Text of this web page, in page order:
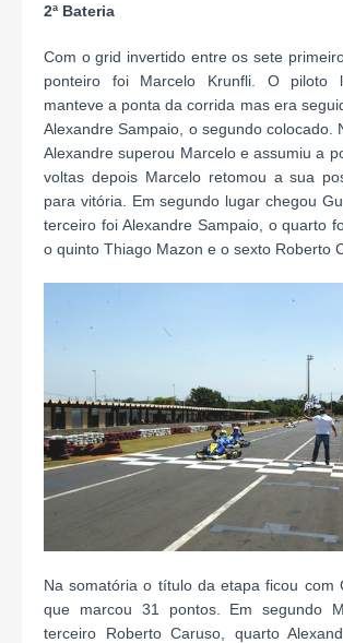
2ª Bateria
Com o grid invertido entre os sete
ponteiro foi Marcelo Krunfli. O piloto
manteve a ponta da corrida mas era
Alexandre Sampaio, o segundo colocado.
Alexandre superou Marcelo e assumiu a
voltas depois Marcelo retomou a sua
para vitória. Em segundo lugar chegou
terceiro foi Alexandre Sampaio, o quarto
o quinto Thiago Mazon e o sexto Roberto
Na somatória o título da etapa ficou com
que marcou 31 pontos. Em segundo
terceiro Roberto Caruso, quarto